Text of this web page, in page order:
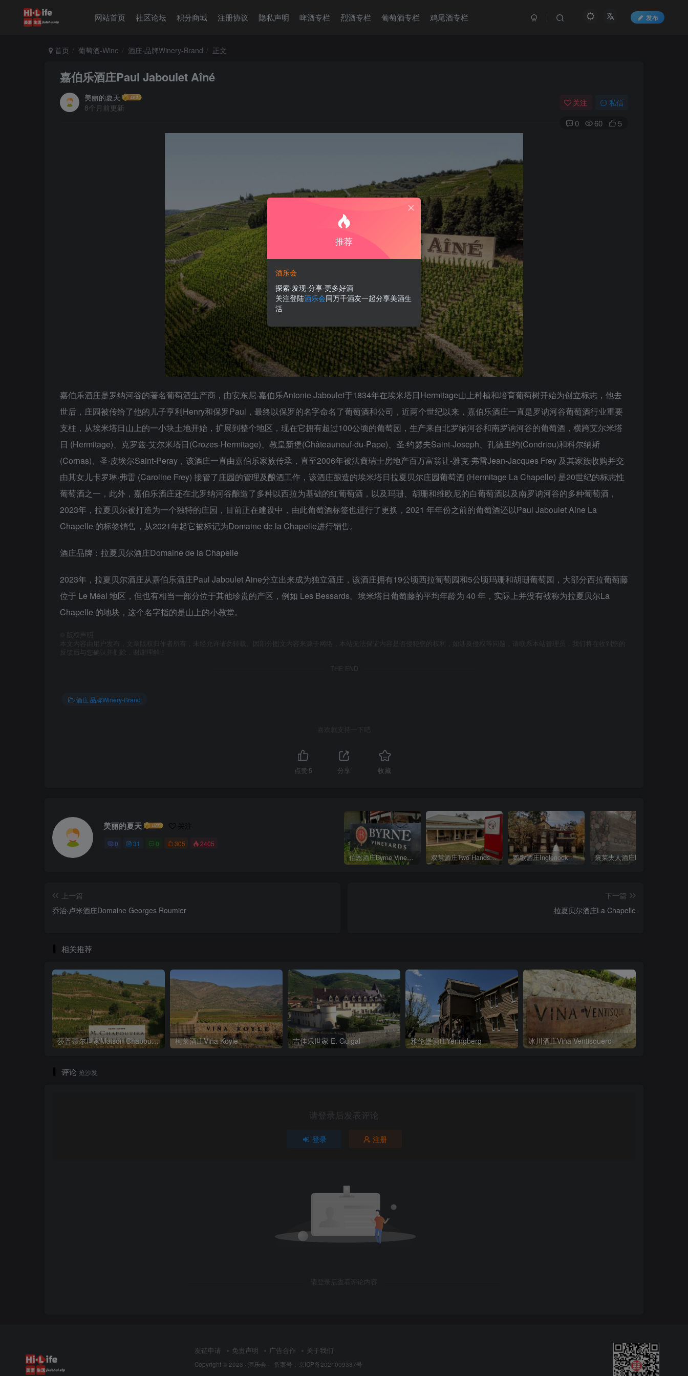
网站首页 社区论坛 积分商城 注册协议 隐私声明 啤酒专栏 烈酒专栏 葡萄酒专栏 鸡尾酒专栏 发布
首页 葡萄酒-Wine 酒庄·品牌Winery-Brand 正文
嘉伯乐酒庄Paul Jaboulet Aîné
美丽的夏天
8个月前更新
关注 私信
0 60 5
嘉伯乐酒庄是罗纳河谷的著名葡萄酒生产商，由安东尼·嘉伯乐Antonie Jaboulet于1834年在埃米塔日Hermitage山上种植和培育葡萄树开始为创立标志，他去
世后，庄园被传给了他的儿子亨利Henry和保罗Paul，最终以保罗的名字命名了葡萄酒和公司，近两个世纪以来，嘉伯乐酒庄一直是罗讷河谷葡萄酒行业重要
支柱，从埃米塔日山上的一小块土地开始，扩展到整个地区，现在它拥有超过100公顷的葡萄园，生产来自北罗纳河谷和南罗讷河谷的葡萄酒，横跨艾尔米塔
日 (Hermitage)、克罗兹-艾尔米塔日(Crozes-Hermitage)、教皇新堡(Châteauneuf-du-Pape)、圣·约瑟夫Saint-Joseph、孔德里约(Condrieu)和科尔纳斯
(Cornas)、圣·皮埃尔Saint-Peray，该酒庄一直由嘉伯乐家族传承，直至2006年被法裔瑞士房地产百万富翁让-雅克·弗雷Jean-Jacques Frey 及其家族收购并交
由其女儿卡罗琳·弗雷 (Caroline Frey) 接管了庄园的管理及酿酒工作，该酒庄酿造的埃米塔日拉夏贝尔庄园葡萄酒 (Hermitage La Chapelle) 是20世纪的标志性
葡萄酒之一，此外，嘉伯乐酒庄还在北罗纳河谷酿造了多种以西拉为基础的红葡萄酒，以及玛珊、胡珊和维欧尼的白葡萄酒以及南罗讷河谷的多种葡萄酒，
2023年，拉夏贝尔被打造为一个独特的庄园，目前正在建设中，由此葡萄酒标签也进行了更换，2021 年年份之前的葡萄酒还以Paul Jaboulet Aine La
Chapelle 的标签销售，从2021年起它被标记为Domaine de la Chapelle进行销售。
酒庄品牌：拉夏贝尔酒庄Domaine de la Chapelle
2023年，拉夏贝尔酒庄从嘉伯乐酒庄Paul Jaboulet Aine分立出来成为独立酒庄，该酒庄拥有19公顷西拉葡萄园和5公顷玛珊和胡珊葡萄园，大部分西拉葡萄藤
位于 Le Méal 地区，但也有相当一部分位于其他珍贵的产区，例如 Les Bessards。埃米塔日葡萄藤的平均年龄为 40 年，实际上并没有被称为拉夏贝尔La
Chapelle 的地块，这个名字指的是山上的小教堂。
版权声明
本文内容由用户发布，文章版权归作者所有，未经允许请勿转载。因部分图文内容来源于网络，本站无法保证内容是否侵犯您的权利，如涉及侵权等问题，请联系本站管理员，我们将在收到您的
反馈后与您确认并删除，谢谢理解！
THE END
酒庄·品牌Winery-Brand
喜欢就支持一下吧
点赞 5 分享 收藏
美丽的夏天 关注
0 31 0 305 2405
伯恩酒庄Byrne Vineyards 双掌酒庄Two Hands Wines 鹦歌酒庄Inglenook
上一篇
乔治·卢米酒庄Domaine Georges Roumier
下一篇
拉夏贝尔酒庄La Chapelle
相关推荐
莎普蒂尔世家Maison Chapoutier 柯莱酒庄Viña Koyle 吉佳乐世家 E. Guigal 雅伦堡酒庄Yeringberg 冰川酒庄Viña Ventisquero
评论 抢沙发
请登录后发表评论
登录 注册
请登录后查看评论内容
友链申请 免责声明 广告合作 关于我们
Copyright © 2023 · 酒乐会 · 备案号：京ICP备2021009387号
推荐
酒乐会
探索·发现·分享·更多好酒
关注登陆酒乐会同万千酒友一起分享美酒生
活